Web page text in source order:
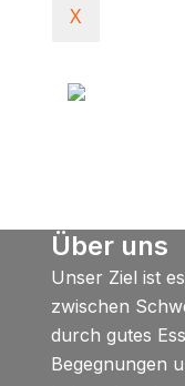
X
Über uns
Unser Ziel ist
zwischen
durch gutes
Begegnungen